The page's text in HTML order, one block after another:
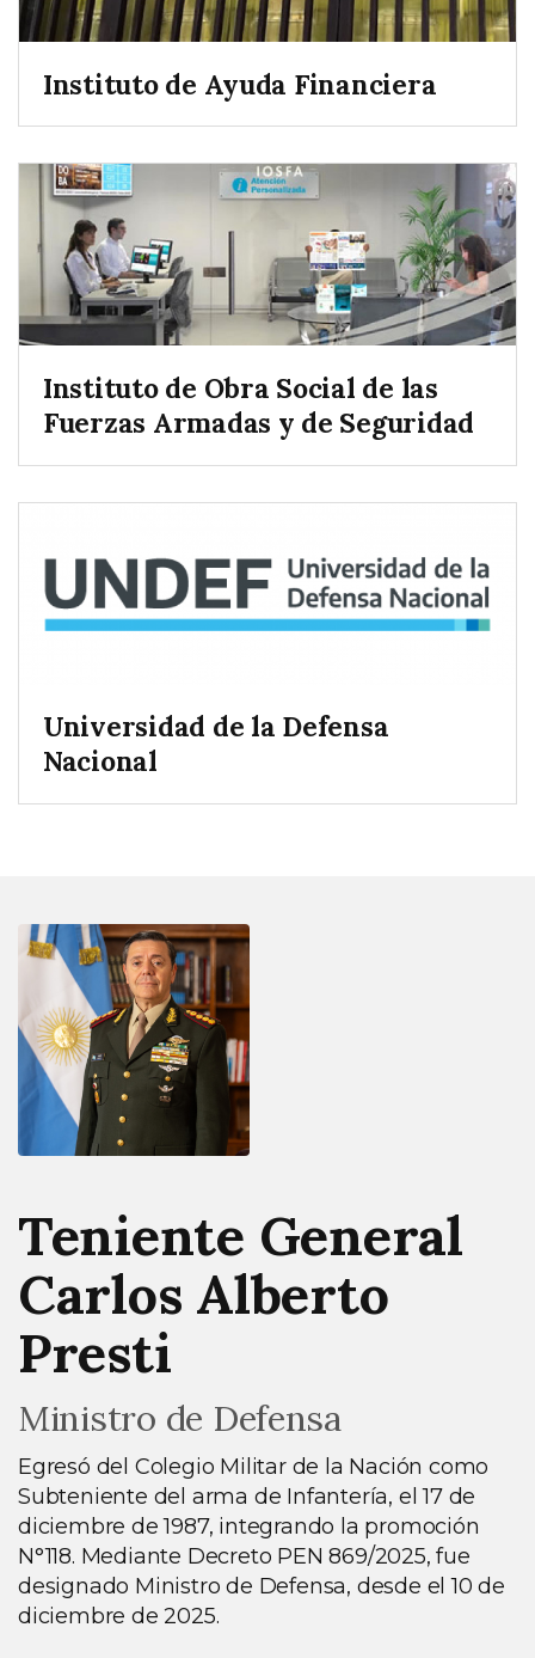
Instituto de Ayuda Financiera
Instituto de Obra Social de las
Fuerzas Armadas y de Seguridad
Universidad de la Defensa
Nacional
Teniente General
Carlos Alberto
Presti
Ministro de Defensa
Egresó del Colegio Militar de la Nación como
Subteniente del arma de Infantería, el 17 de
diciembre de 1987, integrando la promoción
N°118. Mediante Decreto PEN 869/2025, fue
designado Ministro de Defensa, desde el 10 de
diciembre de 2025.